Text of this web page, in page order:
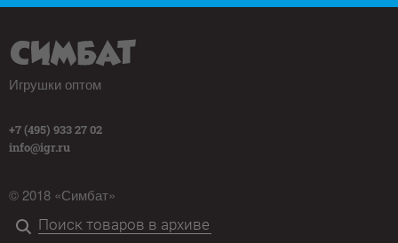
Игрушки оптом
+7 (495) 933 27 02
info@igr.ru
© 2018 «Симбат»